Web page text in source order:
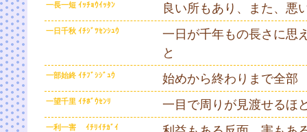
一長一短 ｲｯﾁｮｳｲｯﾀﾝ 良い所もあり、また、悪
一日千秋 ｲﾁｼﾞﾂｾﾝｼｭｳ
一日が千年もの長さに思
と
一部始終 ｲﾁﾌﾞｼｼﾞｭｳ 始めから終わりまで全部
一望千里 ｲﾁﾎﾞｳｾﾝﾘ 一目で周りが見渡せるほ
一利一害 ｲﾁﾘｲﾁｶﾞｲ